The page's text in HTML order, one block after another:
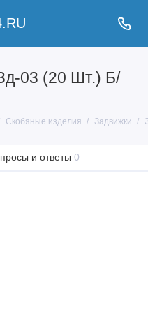
03 (20 Шт.) Б/
Скобяные изделия Задвижки
и ответы 0